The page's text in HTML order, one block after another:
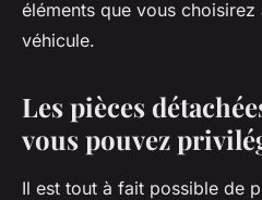
éléments que vous
véhicule.
Les pièces
vous pouvez
Il est tout à fait possible de